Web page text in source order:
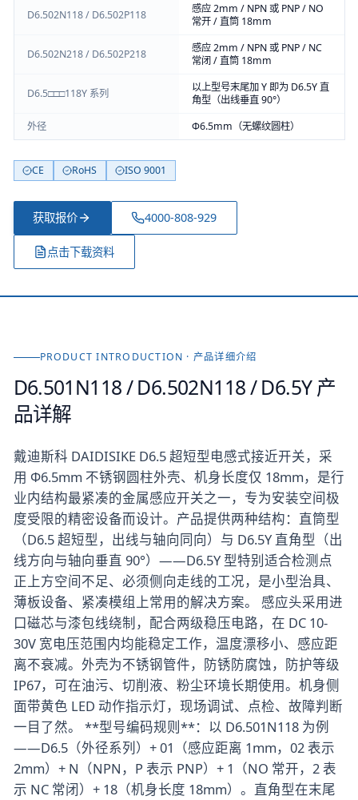
D6.502N118 / D6.502P118
感应 2mm / NPN 或 PNP / NO
常开 / 直筒 18mm
D6.502N218 / D6.502P218
感应 2mm / NPN 或 PNP / NC
常闭 / 直筒 18mm
D6.5□□□118Y 系列
以上型号末尾加 Y 即为 D6.5Y 直
角型（出线垂直 90°）
外径
Φ6.5mm（无螺纹圆柱）
CE RoHS ISO 9001
获取报价 4000-808-929
点击下载资料
PRODUCT INTRODUCTION · 产品详细介绍
D6.501N118 / D6.502N118 / D6.5Y产
品详解
戴迪斯科 DAIDISIKE D6.5 超短型电感式接近开关，采
用 Φ6.5mm 不锈钢圆柱外壳、机身长度仅 18mm，是行
业内结构最紧凑的金属感应开关之一，专为安装空间极
度受限的精密设备而设计。产品提供两种结构：直筒型
（D6.5 超短型，出线与轴向同向）与 D6.5Y 直角型（出
线方向与轴向垂直 90°）——D6.5Y 型特别适合检测点
正上方空间不足、必须侧向走线的工况，是小型治具、
薄板设备、紧凑模组上常用的解决方案。 感应头采用进
口磁芯与漆包线绕制，配合两级稳压电路，在 DC 10-
30V 宽电压范围内均能稳定工作，温度漂移小、感应距
离不衰减。外壳为不锈钢管件，防锈防腐蚀，防护等级
IP67，可在油污、切削液、粉尘环境长期使用。机身侧
面带黄色 LED 动作指示灯，现场调试、点检、故障判断
一目了然。 **型号编码规则**：以 D6.501N118 为例
——D6.5（外径系列）+ 01（感应距离 1mm，02 表示
2mm）+ N（NPN，P 表示 PNP）+ 1（NO 常开，2 表
示 NC 常闭）+ 18（机身长度 18mm）。直角型在末尾